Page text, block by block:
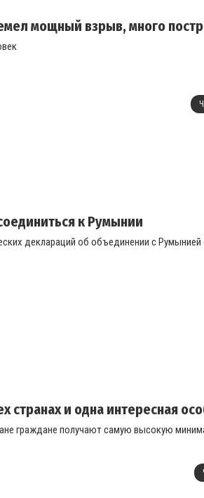
мощный взрыв, много
к Румынии
деклараций об объединении с Румынией
странах и одна интересная
граждане получают самую высокую